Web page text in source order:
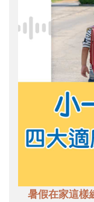
暑假在家這樣